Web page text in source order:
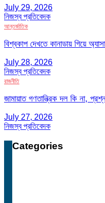
July 29, 2026
নিজস্ব প্রতিবেদক
আন্তর্জাতিক
বিশ্বকাপ দেখতে কানাডায় গিয়ে
July 28, 2026
নিজস্ব প্রতিবেদক
রাজনীতি
জামায়াত গণতান্ত্রিক দল কি না,
July 27, 2026
নিজস্ব প্রতিবেদক
Categories